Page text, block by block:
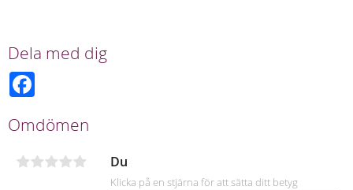
Dela med dig
b
o
k
Omdömen
Du
Klicka på en stjärna för att sätta ditt betyg